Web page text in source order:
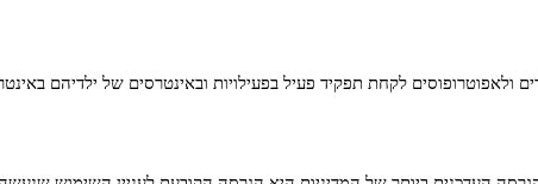
ולאפוטרופוסים לקחת תפקיד פעיל בפעילויות ובאינטרסים של ילדיהם